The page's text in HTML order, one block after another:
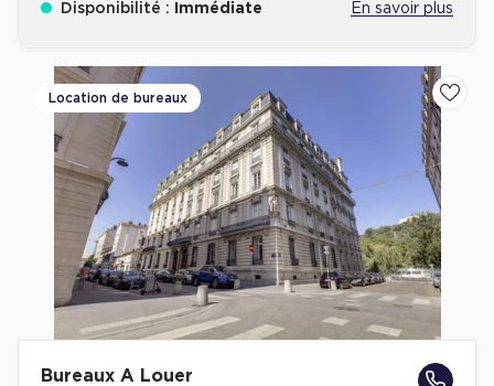
Disponibilité : Immédiate En savoir plus
Location de bureaux
Bureaux A Louer